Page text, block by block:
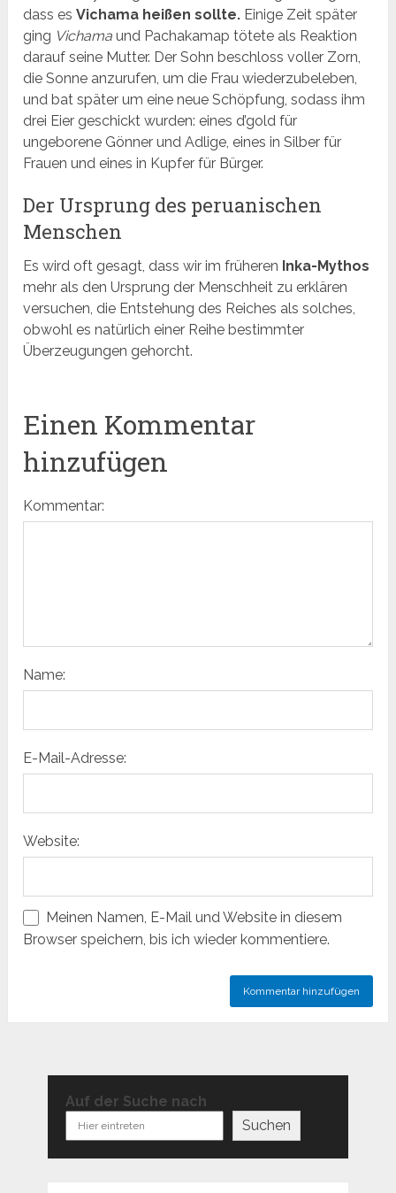
dass esVichama heißen sollte. Einige Zeit später
ging Vichama und Pachakamap tötete als Reaktion
darauf seine Mutter. Der Sohn beschloss voller Zorn,
die Sonne anzurufen, um die Frau wiederzubeleben,
und bat später um eine neue Schöpfung, sodass ihm
drei Eier geschickt wurden: eines d’gold für
ungeborene Gönner und Adlige, eines in Silber für
Frauen und eines in Kupfer für Bürger.
Der Ursprung des peruanischen
Menschen
Es wird oft gesagt, dass wir im früheren Inka-Mythos
mehr als den Ursprung der Menschheit zu erklären
versuchen, die Entstehung des Reiches als solches,
obwohl es natürlich einer Reihe bestimmter
Überzeugungen gehorcht.
Einen Kommentar
hinzufügen
Kommentar:
Name:
E-Mail-Adresse:
Website:
Meinen Namen, E-Mail und Website in diesem
Browser speichern, bis ich wieder kommentiere.
Auf der Suche nach
Suchen